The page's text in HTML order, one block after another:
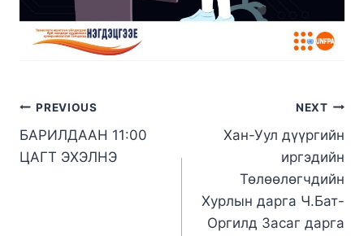
PREVIOUS
БАРИЛДААН 11:00
ЦАГТ ЭХЭЛНЭ
NEXT
Хан-Уул дүүргийн
иргэдийн
Төлөөлөгчдийн
Хурлын дарга Ч.Бат-
Оргилд Засаг дарга